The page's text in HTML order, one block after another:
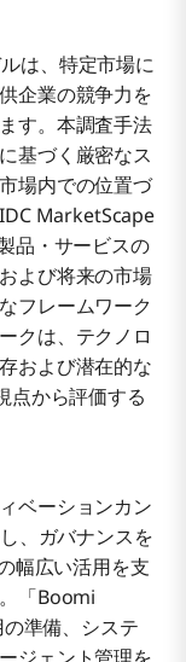
は、特定市場に
企業の競争力を
す。本調査手法
基づく厳密なス
場内での位置づ
MarketScape
品・サービスの
よび将来の市場
フレームワーク
クは、テクノロ
および潜在的な
点から評価する
ベーションカン
、ガバナンスを
幅広い活用を支
「Boomi
準備、システ